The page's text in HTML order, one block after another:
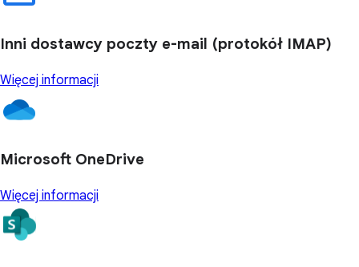
Inni dostawcy poczty e-mail (protokół IMAP)
Więcej informacji
Microsoft OneDrive
Więcej informacji